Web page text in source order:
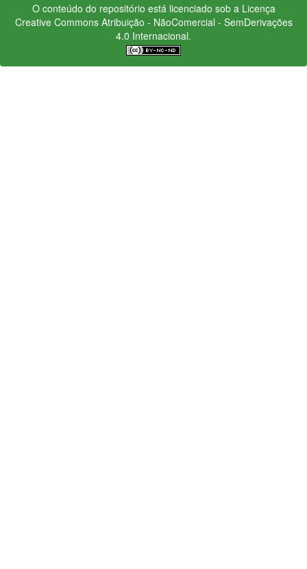
O conteúdo do repositório está licenciado sob a Licença
Creative CommonsAtribuição - NãoComercial - SemDerivações
4.0 Internacional.